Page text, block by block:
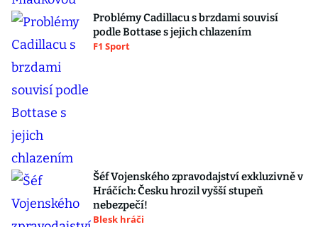
Problémy Cadillacu s brzdami souvisí
podle Bottase s jejich chlazením
F1 Sport
Šéf Vojenského zpravodajství exkluzivně v
Hráčích: Česku hrozil vyšší stupeň
nebezpečí!
Blesk hráči